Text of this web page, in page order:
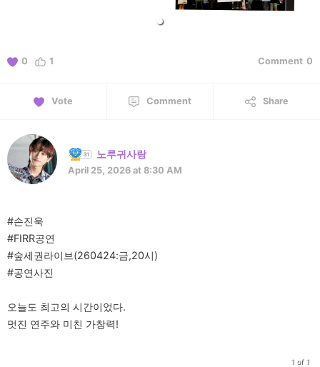
0 1 Comment 0
Vote Comment Share
노루귀사랑
April 25, 2026 at 8:30 AM
#손진욱
#FIRR공연
#숲세권라이브(260424:금,20시)
#공연사진
오늘도 최고의 시간이었다.
멋진 연주와 미친 가창력!
1 of 1